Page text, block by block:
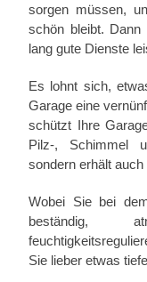
sorgen müssen,
schön bleibt.
lang gute Dienste
Es lohnt sich,
Garage eine
schützt Ihre
Pilz-, Schimmel
sondern erhält
Wobei Sie bei
beständig,
Sie lieber etwas